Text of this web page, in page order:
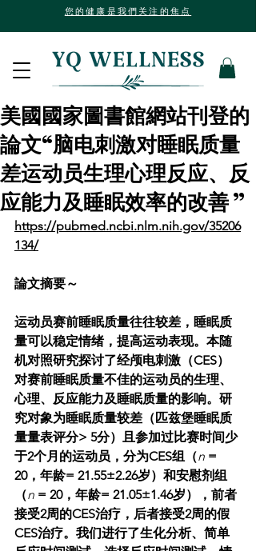
您的健康是我們关注的焦点
美國國家圖書館網站刊登的
論文“脑电刺激对睡眠质量
差运动员生理心理反应、反
应能力及睡眠效率的改善 ”
https://pubmed.ncbi.nlm.nih.gov/35206
134/
論文摘要～
运动员赛前睡眠质量往往较差，睡眠质
量可以稳定情绪，提高运动表现。本随
机对照研究探讨了经颅电刺激（CES）
对赛前睡眠质量不佳的运动员的生理、
心理、反应能力及睡眠质量的影响。研
究对象为睡眠质量较差（匹兹堡睡眠质
量量表评分> 5分）且参加过比赛时间少
于2个月的运动员，分为CES组（n =
20，年龄= 21.55±2.26岁）和安慰剂组
（n = 20，年龄= 21.05±1.46岁），前者
接受2周的CES治疗，后者接受2周的假
CES治疗。我们进行了生化分析、简单